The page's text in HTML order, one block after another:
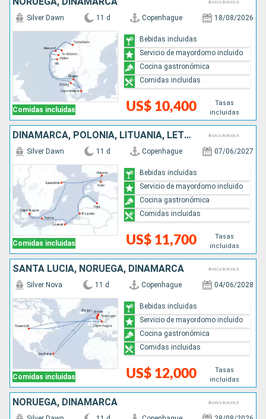
Comidas incluidas
Silver Dawn 11 d Copenhague 18/08/2026
US$ 10,400
Tasas
incluidas
Bebidas incluidas
Servicio de mayordomo incluido
Cocina gastronómica
Comidas incluidas
DINAMARCA, POLONIA, LITUANIA, LETONIA, FINLANDIA, ESTONIA, SUECIA
Comidas incluidas
Silver Dawn 11 d Copenhague 07/06/2027
US$ 11,700
Tasas
incluidas
Bebidas incluidas
Servicio de mayordomo incluido
Cocina gastronómica
Comidas incluidas
SANTA LUCIA, NORUEGA, DINAMARCA
Comidas incluidas
Silver Nova 11 d Copenhague 04/06/2028
US$ 12,000
Tasas
incluidas
Bebidas incluidas
Servicio de mayordomo incluido
Cocina gastronómica
Comidas incluidas
NORUEGA, DINAMARCA